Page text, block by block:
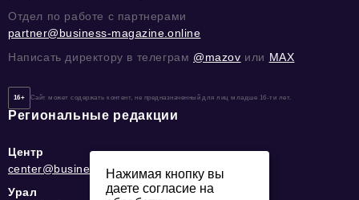
Отдел по работе с партнерами
partner@business-magazine.online
Написать директору в телеграм @mazov или MAX
16+ Сайт может содержать контент, не предназначенный для лиц младше 16-ти лет.
Региональные редакции
Центр
center@business-magazine.online
Урал
Нажимая кнопку вы
даете согласие на